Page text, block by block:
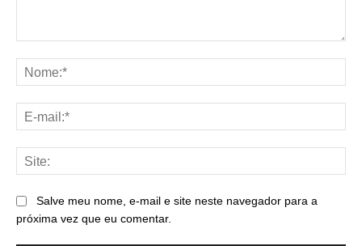
Salve meu nome, e-mail e site neste navegador para a
próxima vez que eu comentar.